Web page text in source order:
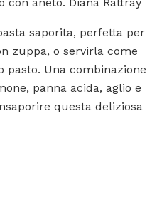
saporita, perfetta per
zuppa, o servirla come
pasto. Una combinazione
panna acida, aglio e
questa deliziosa